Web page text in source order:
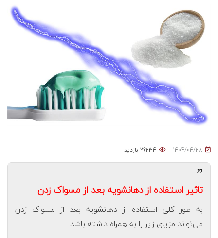
”
تاثیر استفاده از دهانشویه بعد از مسواک زدن
به طور کلی استفاده از دهانشویه بعد از مسواک زدن
می‌تواند مزایای زیر را به همراه داشته باشد: